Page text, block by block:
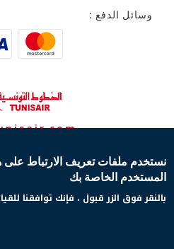
وسائل الدفع :
حقوق النشر ©
الشروط العامّة للنقلالشروط العامّة
نستخدم ملفات تعريف الارتباط على
المستخدم الخاصة بك
بالنقر فوق الزر قبول ، فإنك توافقنا